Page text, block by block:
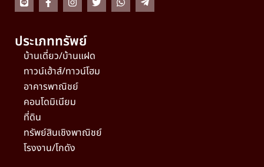
ประเภททรัพย์
บ้านเดี่ยว/บ้านแฝด
ทาวน์เฮ้าส์/ทาวน์โฮม
อาคารพาณิชย์
คอนโดมิเนียม
ที่ดิน
ทรัพย์สินเชิงพาณิชย์
โรงงาน/โกดัง